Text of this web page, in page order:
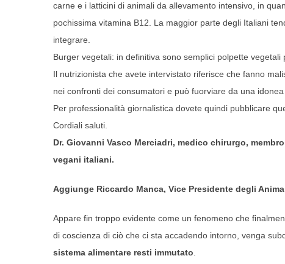
carne e i latticini di animali da allevamento intensivo, in
pochissima vitamina B12. La maggior parte degli Italiani
integrare.
Burger vegetali: in definitiva sono semplici polpette vegetali
Il nutrizionista che avete intervistato riferisce che fanno
nei confronti dei consumatori e può fuorviare da una idonea
Per professionalità giornalistica dovete quindi pubblicare
Cordiali saluti.
Dr. Giovanni Vasco Merciadri, medico chirurgo,
vegani italiani.
Aggiunge Riccardo Manca, Vice Presidente degli
Appare fin troppo evidente come un fenomeno che
di coscienza di ciò che ci sta accadendo intorno, venga
sistema alimentare resti immutato